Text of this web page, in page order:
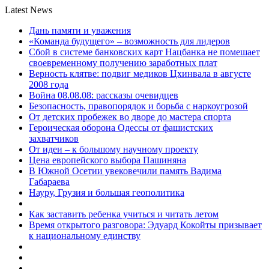
Latest News
Дань памяти и уважения
«Команда будущего» – возможность для лидеров
Сбой в системе банковских карт Нацбанка не помешает
своевременному получению заработных плат
Верность клятве: подвиг медиков Цхинвала в августе
2008 года
Война 08.08.08: рассказы очевидцев
Безопасность, правопорядок и борьба с наркоугрозой
От детских пробежек во дворе до мастера спорта
Героическая оборона Одессы от фашистских
захватчиков
От идеи – к большому научному проекту
Цена европейского выбора Пашиняна
В Южной Осетии увековечили память Вадима
Габараева
Науру, Грузия и большая геополитика
Как заставить ребенка учиться и читать летом
Время открытого разговора: Эдуард Кокойты призывает
к национальному единству